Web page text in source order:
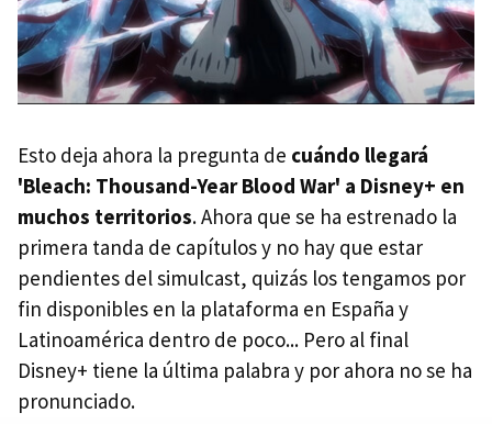
Esto deja ahora la pregunta de cuándo llegará
'Bleach: Thousand-Year Blood War' a Disney+ en
muchos territorios. Ahora que se ha estrenado la
primera tanda de capítulos y no hay que estar
pendientes del simulcast, quizás los tengamos por
fin disponibles en la plataforma en España y
Latinoamérica dentro de poco... Pero al final
Disney+ tiene la última palabra y por ahora no se ha
pronunciado.